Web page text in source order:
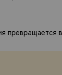
превращается